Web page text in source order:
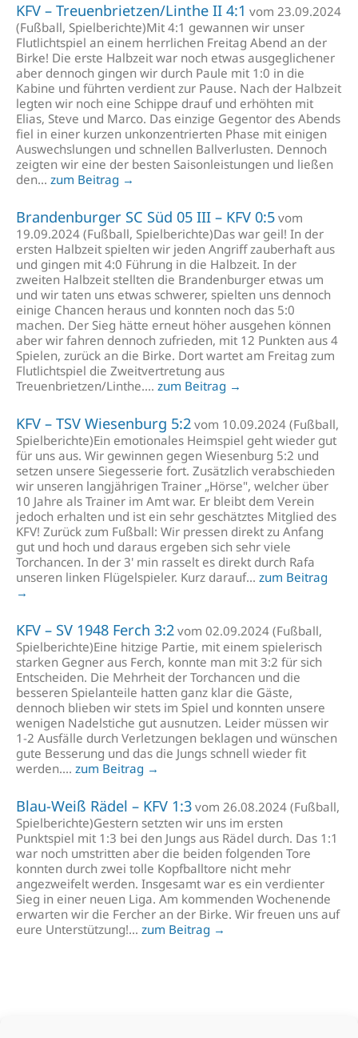
KFV – Treuenbrietzen/Linthe II 4:1 vom 23.09.2024
(Fußball, Spielberichte)Mit 4:1 gewannen wir unser
Flutlichtspiel an einem herrlichen Freitag Abend an der
Birke! Die erste Halbzeit war noch etwas ausgeglichener
aber dennoch gingen wir durch Paule mit 1:0 in die
Kabine und führten verdient zur Pause. Nach der Halbzeit
legten wir noch eine Schippe drauf und erhöhten mit
Elias, Steve und Marco. Das einzige Gegentor des Abends
fiel in einer kurzen unkonzentrierten Phase mit einigen
Auswechslungen und schnellen Ballverlusten. Dennoch
zeigten wir eine der besten Saisonleistungen und ließen
den... zum Beitrag →
Brandenburger SC Süd 05 III – KFV 0:5 vom
19.09.2024 (Fußball, Spielberichte)Das war geil! In der
ersten Halbzeit spielten wir jeden Angriff zauberhaft aus
und gingen mit 4:0 Führung in die Halbzeit. In der
zweiten Halbzeit stellten die Brandenburger etwas um
und wir taten uns etwas schwerer, spielten uns dennoch
einige Chancen heraus und konnten noch das 5:0
machen. Der Sieg hätte erneut höher ausgehen können
aber wir fahren dennoch zufrieden, mit 12 Punkten aus 4
Spielen, zurück an die Birke. Dort wartet am Freitag zum
Flutlichtspiel die Zweitvertretung aus
Treuenbrietzen/Linthe.... zum Beitrag →
KFV – TSV Wiesenburg 5:2 vom 10.09.2024 (Fußball,
Spielberichte)Ein emotionales Heimspiel geht wieder gut
für uns aus. Wir gewinnen gegen Wiesenburg 5:2 und
setzen unsere Siegesserie fort. Zusätzlich verabschieden
wir unseren langjährigen Trainer „Hörse", welcher über
10 Jahre als Trainer im Amt war. Er bleibt dem Verein
jedoch erhalten und ist ein sehr geschätztes Mitglied des
KFV! Zurück zum Fußball: Wir pressen direkt zu Anfang
gut und hoch und daraus ergeben sich sehr viele
Torchancen. In der 3' min rasselt es direkt durch Rafa
unseren linken Flügelspieler. Kurz darauf... zum Beitrag
→
KFV – SV 1948 Ferch 3:2 vom 02.09.2024 (Fußball,
Spielberichte)Eine hitzige Partie, mit einem spielerisch
starken Gegner aus Ferch, konnte man mit 3:2 für sich
Entscheiden. Die Mehrheit der Torchancen und die
besseren Spielanteile hatten ganz klar die Gäste,
dennoch blieben wir stets im Spiel und konnten unsere
wenigen Nadelstiche gut ausnutzen. Leider müssen wir
1-2 Ausfälle durch Verletzungen beklagen und wünschen
gute Besserung und das die Jungs schnell wieder fit
werden.... zum Beitrag →
Blau-Weiß Rädel – KFV 1:3 vom 26.08.2024 (Fußball,
Spielberichte)Gestern setzten wir uns im ersten
Punktspiel mit 1:3 bei den Jungs aus Rädel durch. Das 1:1
war noch umstritten aber die beiden folgenden Tore
konnten durch zwei tolle Kopfballtore nicht mehr
angezweifelt werden. Insgesamt war es ein verdienter
Sieg in einer neuen Liga. Am kommenden Wochenende
erwarten wir die Fercher an der Birke. Wir freuen uns auf
eure Unterstützung!... zum Beitrag →